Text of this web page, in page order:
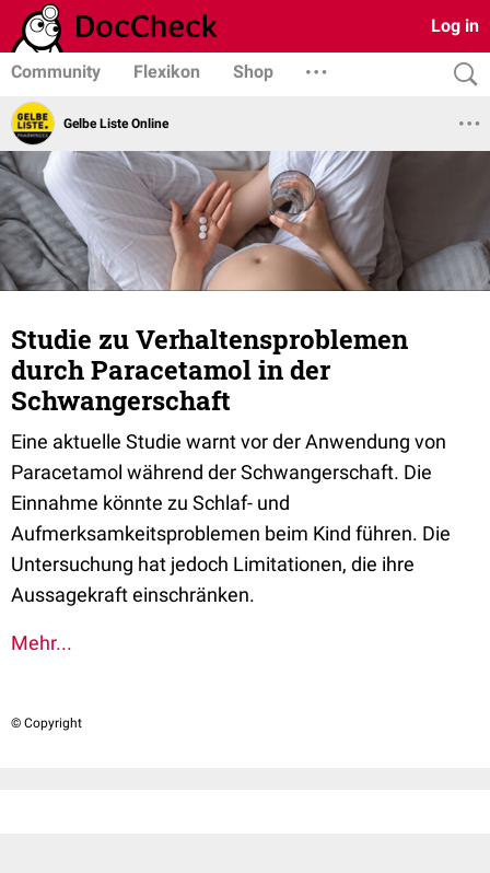
Log in
Community Flexikon Shop
Gelbe Liste Online
Studie zu Verhaltensproblemen
durch Paracetamol in der
Schwangerschaft
Eine aktuelle Studie warnt vor der Anwendung von
Paracetamol während der Schwangerschaft. Die
Einnahme könnte zu Schlaf- und
Aufmerksamkeitsproblemen beim Kind führen. Die
Untersuchung hat jedoch Limitationen, die ihre
Aussagekraft einschränken.
Mehr...
© Copyright